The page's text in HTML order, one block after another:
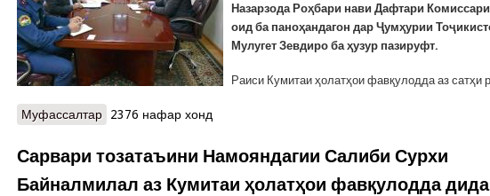
Назарзода Роҳбари нави Дафтари
оид ба паноҳандагон дар Ҷумҳурии
Мулугет Зевдиро ба ҳузур пазируфт.
Раиси Кумитаи ҳолатҳои фавқулодда аз сатҳи
Муфассалтар о Мулоқоти генерал Назарзода бо Мулугет Зевди дар Кумитаи
2376 нафар хонд
Сарвари тозатаъини Намояндагии Салиби Сурхи
Байналмилал аз Кумитаи ҳолатҳои фавқулодда